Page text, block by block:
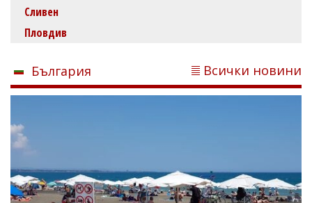
Сливен
Пловдив
България Всички новини